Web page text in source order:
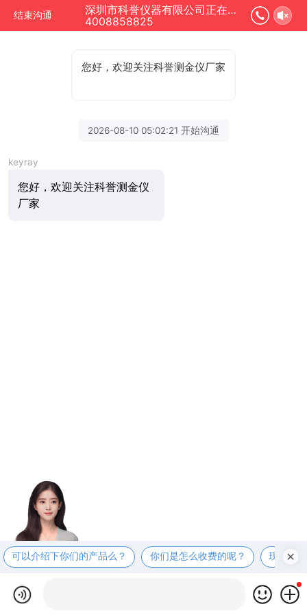
结束沟通
深圳市科誉仪器有限公司正在为您服务
4008858825
您好，欢迎关注科誉测金仪厂家
2026-08-10 05:02:21 开始沟通
keyray
您好，欢迎关注科誉测金仪
厂家
可以介绍下你们的产品么？ 你们是怎么收费的呢？ 现在有